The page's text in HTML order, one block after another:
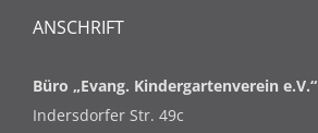
ANSCHRIFT
Büro „Evang. Kindergartenverein e.V.“
Indersdorfer Str. 49c